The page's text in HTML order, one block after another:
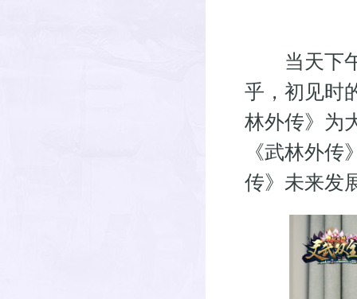
当天下午
乎，初见时
林外传》为
《武林外
传》未来发